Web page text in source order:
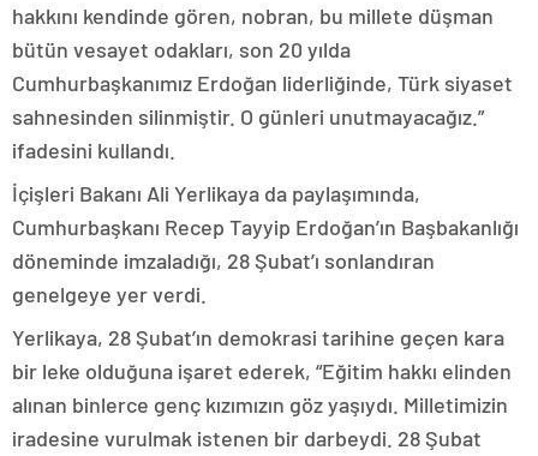
hakkını kendinde gören, nobran, bu millete düşman
bütün vesayet odakları, son 20 yılda
Cumhurbaşkanımız Erdoğan liderliğinde, Türk siyaset
sahnesinden silinmiştir. O günleri unutmayacağız.”
ifadesini kullandı.
İçişleri Bakanı Ali Yerlikaya da paylaşımında,
Cumhurbaşkanı Recep Tayyip Erdoğan’ın Başbakanlığı
döneminde imzaladığı, 28 Şubat’ı sonlandıran
genelgeye yer verdi.
Yerlikaya, 28 Şubat’ın demokrasi tarihine geçen kara
bir leke olduğuna işaret ederek, “Eğitim hakkı elinden
alınan binlerce genç kızımızın göz yaşıydı. Milletimizin
iradesine vurulmak istenen bir darbeydi. 28 Şubat